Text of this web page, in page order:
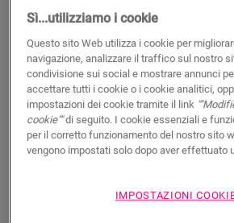
Battiscopa medio
cliccabile
Sì...utilizziamo i cookie
Questo sito Web utilizza i cookie per
navigazione, analizzare il traffico sul nostro
condivisione sui social e mostrare annunci
accettare tutti i cookie o i cookie analitici,
impostazioni dei cookie tramite il link
cookie""di seguito. I cookie essenziali e
per il corretto funzionamento del nostro sito
vengono impostati solo dopo aver effettuato
IMPOSTAZIONI